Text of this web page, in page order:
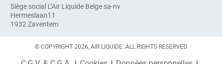
Siège social L’Air Liquide Belge sa-nv
Hermeslaan11
1932 Zaventem
© COPYRIGHT 2026, AIR LIQUIDE. ALL RIGHTS RESERVED